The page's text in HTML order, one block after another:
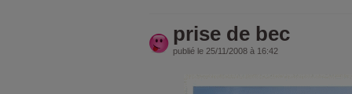
prise de bec
publié le 25/11/2008 à 16:42